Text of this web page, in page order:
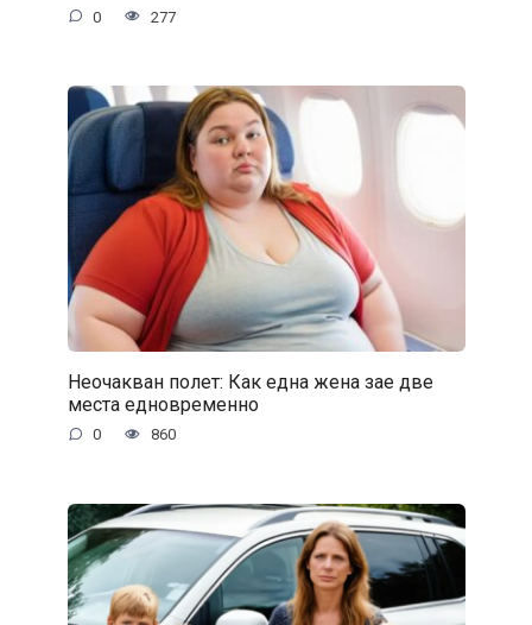
0 277
Неочакван полет: Как една жена зае две
места едновременно
0 860